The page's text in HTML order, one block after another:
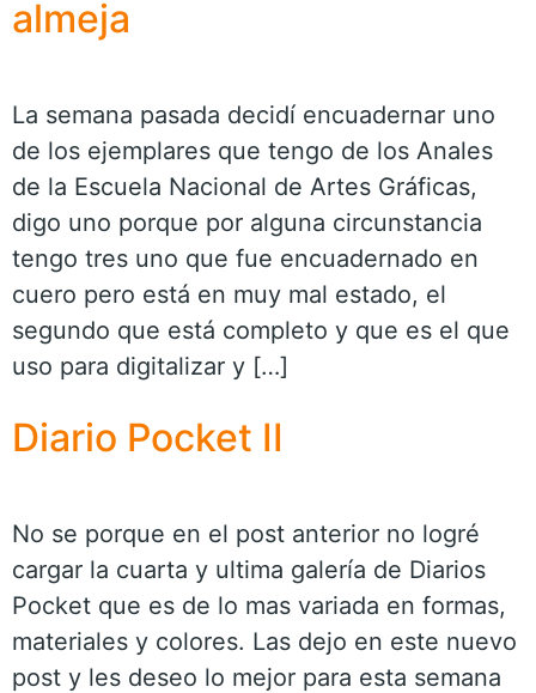
almeja
La semana pasada decidí encuadernar uno
de los ejemplares que tengo de los Anales
de la Escuela Nacional de Artes Gráficas,
digo uno porque por alguna circunstancia
tengo tres uno que fue encuadernado en
cuero pero está en muy mal estado, el
segundo que está completo y que es el que
uso para digitalizar y […]
Diario Pocket II
No se porque en el post anterior no logré
cargar la cuarta y ultima galería de Diarios
Pocket que es de lo mas variada en formas,
materiales y colores. Las dejo en este nuevo
post y les deseo lo mejor para esta semana